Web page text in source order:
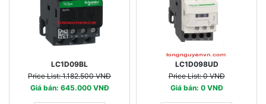
LC1D09BL
Price List: 1.182.500 VNĐ
Giá bán: 645.000 VNĐ
LC1D098UD
Price List: 0 VNĐ
Giá bán: 0 VNĐ